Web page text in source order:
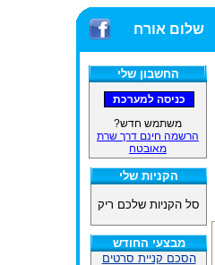
שלום אורח
החשבון שלי
משתמש חדש?
הרשמה חינם דרך שרת
מאובטח
הקניות שלי
סל הקניות שלכם ריק
מבצעי החודש
הסכם קניית סרטים